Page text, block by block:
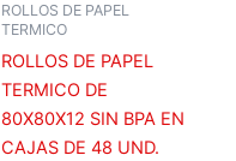
ROLLOS DE PAPEL
TERMICO
ROLLOS DE PAPEL
TERMICO DE
80X80X12 SIN BPA EN
CAJAS DE 48 UND.